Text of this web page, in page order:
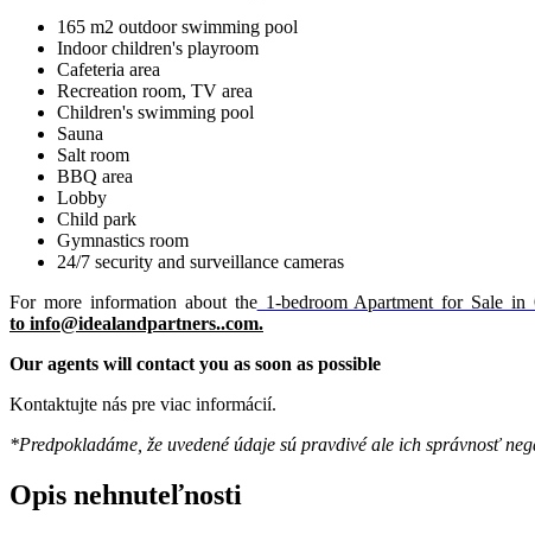
165 m2 outdoor swimming pool
Indoor children's playroom
Cafeteria area
Recreation room, TV area
Children's swimming pool
Sauna
Salt room
BBQ area
Lobby
Child park
Gymnastics room
24/7 security and surveillance cameras
For more information about the1-bedroom Apartment for Sale in
to info@idealandpartners..com.
Our agents will contact you as soon as possible
Kontaktujte nás pre viac informácií.
*Predpokladáme, že uvedené údaje sú pravdivé ale ich správnosť
Opis nehnuteľnosti